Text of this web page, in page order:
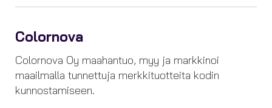
Colornova
Colornova Oy maahantuo, myy ja markkinoi
maailmalla tunnettuja merkkituotteita kodin
kunnostamiseen.